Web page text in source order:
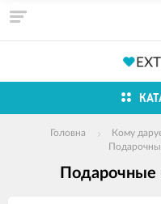
Головна Кому
Подарочные